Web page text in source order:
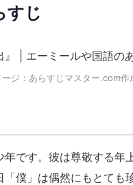
すじ
ージ：あらすじマスター.com作
です。彼は尊敬する年
僕」は偶然にもとても